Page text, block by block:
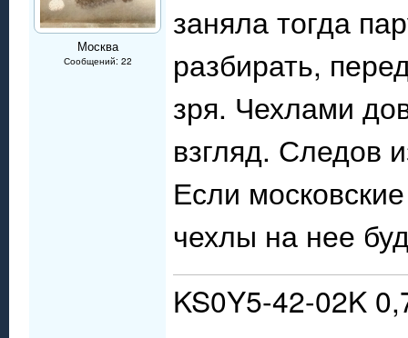
Москва
Сообщений: 22
заняла тогда
разбирать,
зря. Чехлами
взгляд. Следов
Если
чехлы на нее
KS0Y5-42-02K